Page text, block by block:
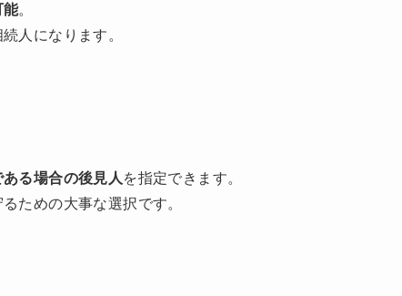
能。
人になります。
る場合の後見人 を指定できます。
ための大事な選択です。